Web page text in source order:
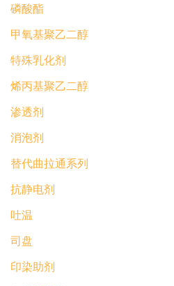
磷酸酯
甲氧基聚乙二醇
特殊乳化剂
烯丙基聚乙二醇
渗透剂
消泡剂
替代曲拉通系列
抗静电剂
吐温
司盘
印染助剂